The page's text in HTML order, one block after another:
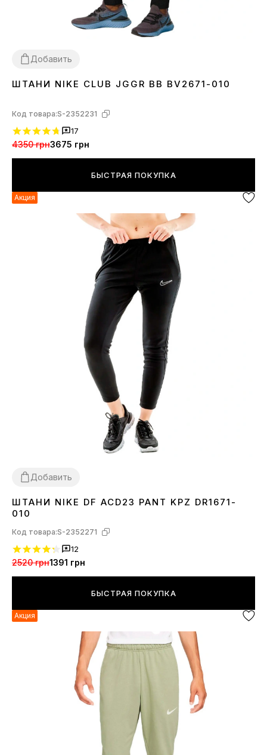
Добавить
XSSM LXL
ШТАНИ NIKE CLUB JGGR BB BV2671-010
Код товара:S-2352231
17
4350 грн3675 грн
БЫСТРАЯ ПОКУПКА
Акция
Добавить
XSSL
ШТАНИ NIKE DF ACD23 PANT KPZ DR1671-
010
Код товара:S-2352271
12
2520 грн1391 грн
БЫСТРАЯ ПОКУПКА
Акция